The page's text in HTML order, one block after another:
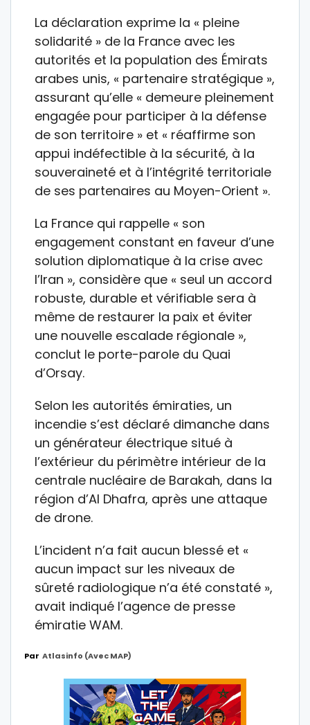
La déclaration exprime la « pleine
solidarité » de la France avec les
autorités et la population des Émirats
arabes unis, « partenaire stratégique »,
assurant qu’elle « demeure pleinement
engagée pour participer à la défense
de son territoire » et « réaffirme son
appui indéfectible à la sécurité, à la
souveraineté et à l’intégrité territoriale
de ses partenaires au Moyen-Orient ».
La France qui rappelle « son
engagement constant en faveur d’une
solution diplomatique à la crise avec
l’Iran », considère que « seul un accord
robuste, durable et vérifiable sera à
même de restaurer la paix et éviter
une nouvelle escalade régionale »,
conclut le porte-parole du Quai
d’Orsay.
Selon les autorités émiraties, un
incendie s’est déclaré dimanche dans
un générateur électrique situé à
l’extérieur du périmètre intérieur de la
centrale nucléaire de Barakah, dans la
région d’Al Dhafra, après une attaque
de drone.
L’incident n’a fait aucun blessé et «
aucun impact sur les niveaux de
sûreté radiologique n’a été constaté »,
avait indiqué l’agence de presse
émiratie WAM.
Par Atlasinfo (avec MAP)